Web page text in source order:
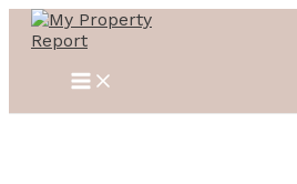
Skip
content
MAIN
MENU
Post
navigation